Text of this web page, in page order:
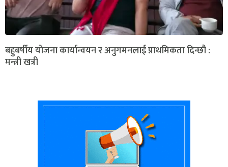
बहुबर्षीय योजना कार्यान्वयन र अनुगमनलाई प्राथमिकता दिन्छौ :
मन्त्री खत्री